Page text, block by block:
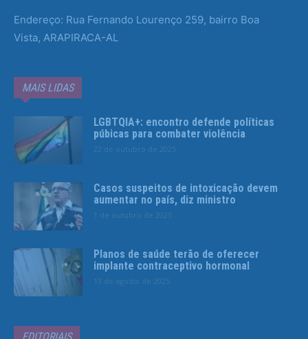
Endereço: Rua Fernando Lourenço 259, bairro Boa
Vista, ARAPIRACA-AL
MAIS LIDAS
LGBTQIA+: encontro defende políticas
púbicas para combater violência
22 de outubro de 2025
Casos suspeitos de intoxicação devem
aumentar no país, diz ministro
1 de outubro de 2025
Planos de saúde terão de oferecer
implante contraceptivo hormonal
13 de agosto de 2025